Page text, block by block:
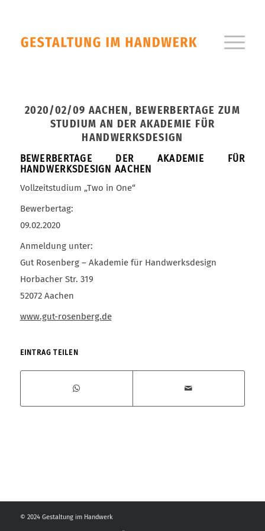
2020/02/09 AACHEN, BEWERBERTAGE ZUM
STUDIUM AN DER AKADEMIE FÜR
HANDWERKSDESIGN
BEWERBERTAGE DER AKADEMIE FÜR
HANDWERKSDESIGN AACHEN
Vollzeitstudium „Two in One“
Bewerbertag:
09.02.2020
Anmeldung unter:
Gut Rosenberg – Akademie für Handwerksdesign
Horbacher Str. 319
52072 Aachen
www.gut-rosenberg.de
EINTRAG TEILEN
© 2024 Gestaltung im Handwerk